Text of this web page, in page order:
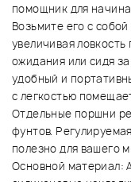
помощник для
Возьмите его с
увеличивая ловкость
ожидания или сидя
удобный и
с легкостью
Отдельные поршни
фунтов.
полезно для вашего
Основной материал: